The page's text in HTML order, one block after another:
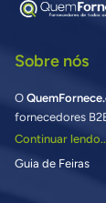
Sobre nós
O
fornecedores
Continuar
Guia de Feiras